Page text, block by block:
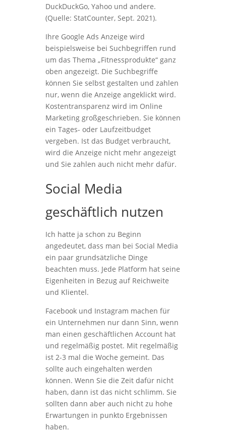
DuckDuckGo, Yahoo und andere.
(Quelle: StatCounter, Sept. 2021).
Ihre Google Ads Anzeige wird
beispielsweise bei Suchbegriffen rund
um das Thema „Fitnessprodukte“ ganz
oben angezeigt. Die Suchbegriffe
können Sie selbst gestalten und zahlen
nur, wenn die Anzeige angeklickt wird.
Kostentransparenz wird im Online
Marketing großgeschrieben. Sie können
ein Tages- oder Laufzeitbudget
vergeben. Ist das Budget verbraucht,
wird die Anzeige nicht mehr angezeigt
und Sie zahlen auch nicht mehr dafür.
Social Media
geschäftlich nutzen
Ich hatte ja schon zu Beginn
angedeutet, dass man bei Social Media
ein paar grundsätzliche Dinge
beachten muss. Jede Platform hat seine
Eigenheiten in Bezug auf Reichweite
und Klientel.
Facebook und Instagram machen für
ein Unternehmen nur dann Sinn, wenn
man einen geschäftlichen Account hat
und regelmäßig postet. Mit regelmäßig
ist 2-3 mal die Woche gemeint. Das
sollte auch eingehalten werden
können. Wenn Sie die Zeit dafür nicht
haben, dann ist das nicht schlimm. Sie
sollten dann aber auch nicht zu hohe
Erwartungen in punkto Ergebnissen
haben.